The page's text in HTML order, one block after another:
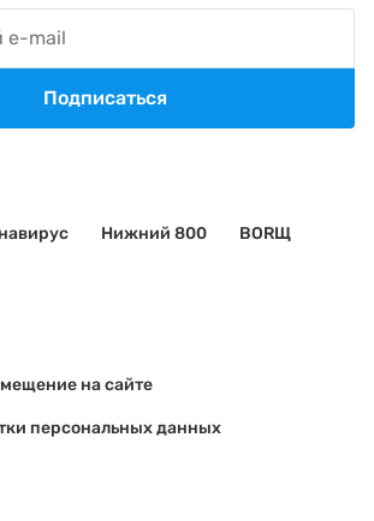
Нижний 800 BORЩ
на сайте
персональных данных
Подписаться